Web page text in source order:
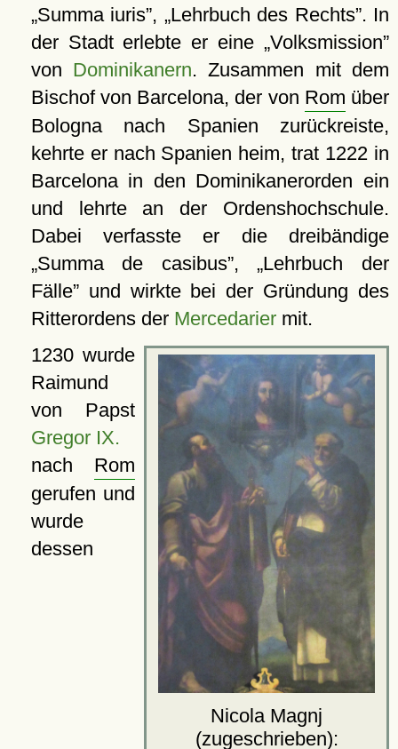
Summa iuris , Lehrbuch des Rechts . In
der Stadt erlebte er eine
Volksmission
von Dominikanern. Zusammen mit dem
Bischof von Barcelona, der von Rom über
Bologna nach Spanien zurückreiste,
kehrte er nach Spanien heim, trat 1222 in
Barcelona in den Dominikanerorden ein
und lehrte an der Ordenshochschule.
Dabei verfasste er die dreibändige
Summa de casibus , Lehrbuch der
Fälle und wirkte bei der Gründung des
Ritterordens der Mercedariermit.
Nicola Magnj
(zugeschrieben):
1230 wurde
Raimund
von Papst
Gregor IX.
nach Rom
gerufen und
wurde
dessen